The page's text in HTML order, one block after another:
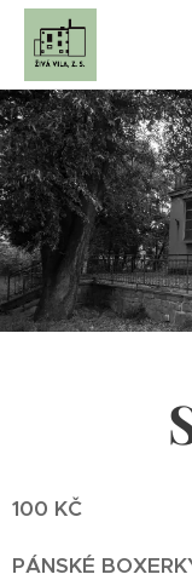
100 KČ
PÁNSKÉ